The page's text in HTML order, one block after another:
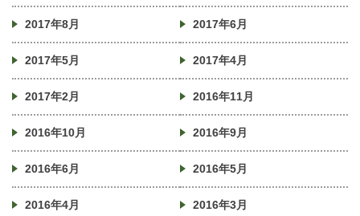
2017年8月 2017年6月
2017年5月 2017年4月
2017年2月 2016年11月
2016年10月 2016年9月
2016年6月 2016年5月
2016年4月 2016年3月